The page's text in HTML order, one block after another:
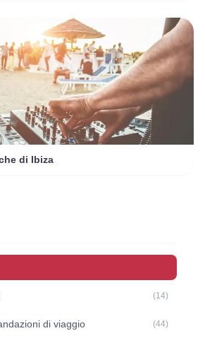
di Ibiza
(14)
di viaggio (44)